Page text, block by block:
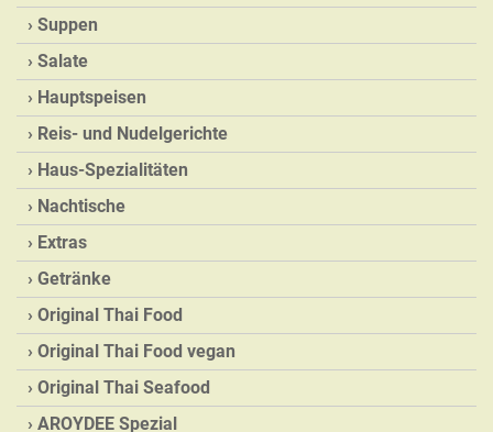
Suppen
Salate
Hauptspeisen
Reis- und Nudelgerichte
Haus-Spezialitäten
Nachtische
Extras
Getränke
Original Thai Food
Original Thai Food vegan
Original Thai Seafood
AROYDEE Spezial